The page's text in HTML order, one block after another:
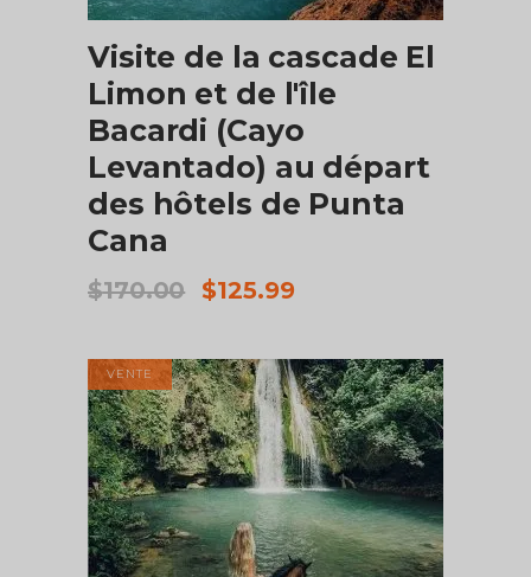
Visite de la cascade El
Limon et de l'île
Bacardi (Cayo
Levantado) au départ
des hôtels de Punta
Cana
$170.00
Le
était :
$170.00.
$125.99Le
est :
$125.99.
VENTE